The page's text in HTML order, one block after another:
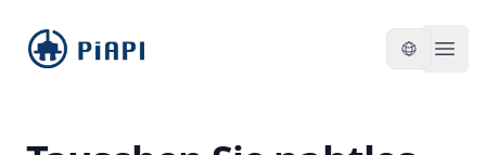
piapi